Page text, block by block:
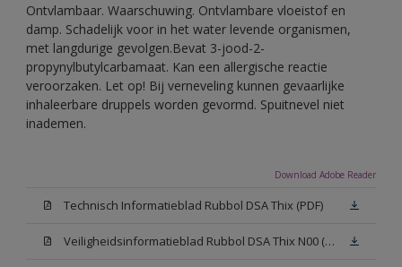
Ontvlambaar. Waarschuwing. Ontvlambare vloeistof en
damp. Schadelijk voor in het water levende organismen,
met langdurige gevolgen.Bevat 3-jood-2-
propynylbutylcarbamaat. Kan een allergische reactie
veroorzaken. Let op! Bij verneveling kunnen gevaarlijke
inhaleerbare druppels worden gevormd. Spuitnevel niet
inademen.
Download Adobe Reader
Technisch Informatieblad Rubbol DSA Thix (PDF)
Veiligheidsinformatieblad Rubbol DSA Thix N00 (MSDS)